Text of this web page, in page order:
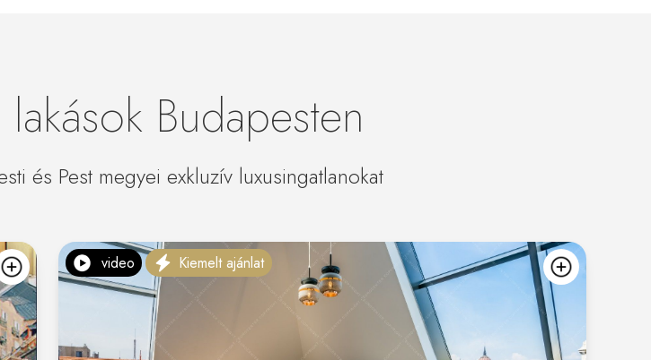
Budapesten
és Pest megyei exkluzív luxusingatlanokat
kedvencekhezvideo Kiemelt ajánlat